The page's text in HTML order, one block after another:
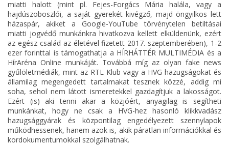
miatti halott (mint pl. Fejes-Forgács Mária halála, vagy a
hajdúszoboszlói, a saját gyerekét kivégző, majd öngyilkos lett
házaspár, akiket a Google-YouTube törvénytelen betiltásai
miatti jogvédő munkánkra hivatkozva kellett elküldenünk, ezért
az egész család az életével fizetett 2017. szeptemberében), 1-2
ezer forinttal is támogathatja a HÍRHÁTTÉR MULTIMÉDIA és a
HírAréna Online munkáját. Továbbá míg az olyan fake news
gyűlöletmédiák, mint az RTL Klub vagy a HVG hazugságokat és
államilag megengedett tartalmakat tesznek közzé, addig mi
soha, sehol nem látott ismeretekkel gazdagítjuk a lakosságot.
Ezért (is) aki tenni akar a közjóért, anyagilag is segítheti
munkánkat, hogy ne csak a HVG-hez hasonló klikkvadász
hazugsággyárak és központilag engedélyezett szennylapok
működhessenek, hanem azok is, akik páratlan információkkal és
kordokumentumokkal szolgálhatnak.